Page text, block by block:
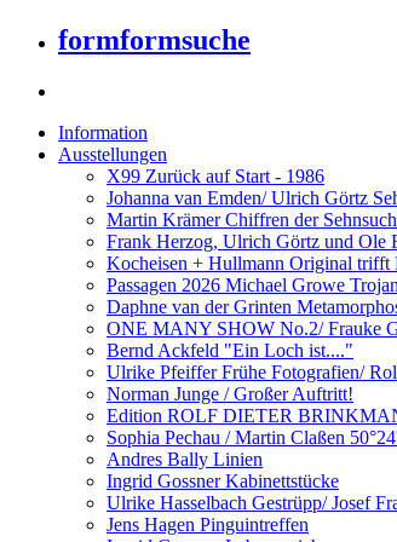
formformsuche
Information
Ausstellungen
X99 Zurück auf Start - 1986
Johanna van Emden/ Ulrich Görtz
Martin Krämer Chiffren der
Frank Herzog, Ulrich Görtz und Ole
Kocheisen + Hullmann Original trifft
Passagen 2026 Michael Growe
Daphne van der Grinten
ONE MANY SHOW No.2/ Frauke
Bernd Ackfeld "Ein Loch ist...."
Ulrike Pfeiffer Frühe Fotografien/
Norman Junge / Großer Auftritt!
Edition ROLF DIETER
Sophia Pechau / Martin Claßen
Andres Bally Linien
Ingrid Gossner Kabinettstücke
Ulrike Hasselbach Gestrüpp/ Josef
Jens Hagen Pinguintreffen